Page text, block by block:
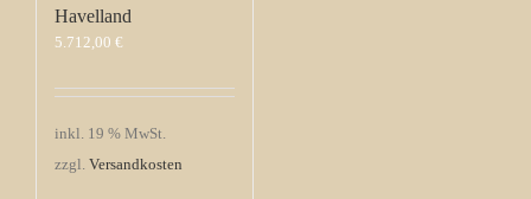
Havelland
5.712,00 €
inkl. 19 % MwSt.
zzgl. Versandkosten